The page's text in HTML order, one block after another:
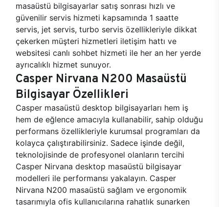
masaüstü bilgisayarlar satış sonrası hızlı ve
güvenilir servis hizmeti kapsamında 1 saatte
servis, jet servis, turbo servis özellikleriyle dikkat
çekerken müşteri hizmetleri iletişim hattı ve
websitesi canlı sohbet hizmeti ile her an her yerde
ayrıcalıklı hizmet sunuyor.
Casper Nirvana N200 Masaüstü
Bilgisayar Özellikleri
Casper masaüstü desktop bilgisayarları hem iş
hem de eğlence amacıyla kullanabilir, sahip olduğu
performans özellikleriyle kurumsal programları da
kolayca çalıştırabilirsiniz. Sadece işinde değil,
teknolojisinde de profesyonel olanların tercihi
Casper Nirvana desktop masaüstü bilgisayar
modelleri ile performansı yakalayın. Casper
Nirvana N200 masaüstü sağlam ve ergonomik
tasarımıyla ofis kullanıcılarına rahatlık sunarken